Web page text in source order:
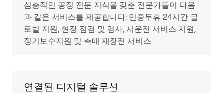
심층적인 공정 전문 지식을 갖춘 전문가들이 다음
과 같은 서비스를 제공합니다: 연중무휴 24시간 글
로벌 지원, 현장 점검 및 검사, 시운전 서비스 지원,
정기보수지원 및 촉매 재장전 서비스
연결된 디지털 솔루션